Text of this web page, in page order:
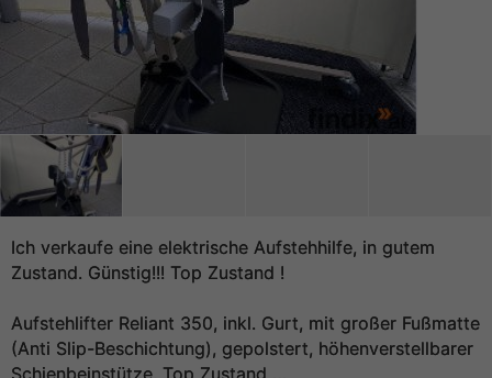
Ich verkaufe eine elektrische Aufstehhilfe, in gutem
Zustand. Günstig!!! Top Zustand !
Aufstehlifter Reliant 350, inkl. Gurt, mit großer Fußmatte
(Anti Slip-Beschichtung), gepolstert, höhenverstellbarer
Schienbeinstütze, Top Zustand …